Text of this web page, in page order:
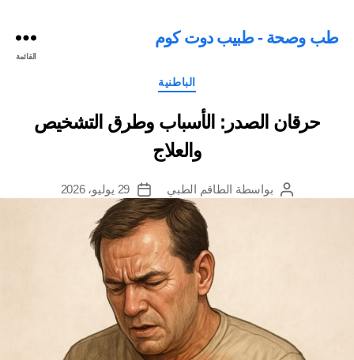
طب وصحة - طبيب دوت كوم
القائمة
التصنيفات
الباطنية
حرقان الصدر: الأسباب وطرق التشخيص
والعلاج
كاتببواسطة الطاقم الطبي
تاريخ
المقالة
29 يوليو، 2026